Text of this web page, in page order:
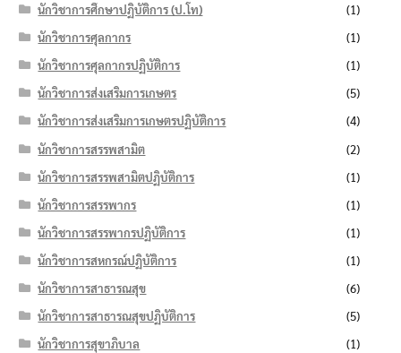
นักวิชาการศึกษาปฏิบัติการ (ป.โท)
(1)
นักวิชาการศุลกากร
(1)
นักวิชาการศุลกากรปฏิบัติการ
(1)
นักวิชาการส่งเสริมการเกษตร
(5)
นักวิชาการส่งเสริมการเกษตรปฏิบัติการ
(4)
นักวิชาการสรรพสามิต
(2)
นักวิชาการสรรพสามิตปฏิบัติการ
(1)
นักวิชาการสรรพากร
(1)
นักวิชาการสรรพากรปฏิบัติการ
(1)
นักวิชาการสหกรณ์ปฏิบัติการ
(1)
นักวิชาการสาธารณสุข
(6)
นักวิชาการสาธารณสุขปฏิบัติการ
(5)
นักวิชาการสุขาภิบาล
(1)